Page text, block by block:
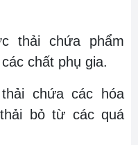
thải chứa phẩm
chất phụ gia.
chứa các hóa
bỏ từ các quá